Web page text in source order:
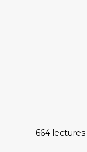
664 lectures